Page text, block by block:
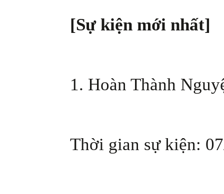
[Sự kiện mới nhất]
1. Hoàn Thành
Thời gian sự kiện: